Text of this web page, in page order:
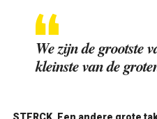
We zijn de grootste
kleinste van de
STERCK. Een andere grote